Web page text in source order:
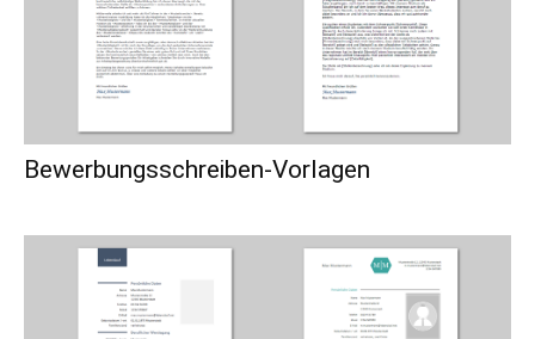
Bewerbungsschreiben-Vorlagen